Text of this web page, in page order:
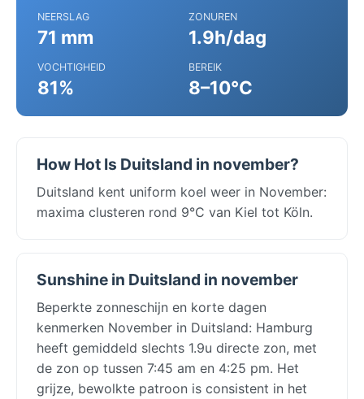
NEERSLAG
71 mm
ZONUREN
1.9h/dag
VOCHTIGHEID
81%
BEREIK
8–10°C
How Hot Is Duitsland in november?
Duitsland kent uniform koel weer in November:
maxima clusteren rond 9°C van Kiel tot Köln.
Sunshine in Duitsland in november
Beperkte zonneschijn en korte dagen
kenmerken November in Duitsland: Hamburg
heeft gemiddeld slechts 1.9u directe zon, met
de zon op tussen 7:45 am en 4:25 pm. Het
grijze, bewolkte patroon is consistent in het